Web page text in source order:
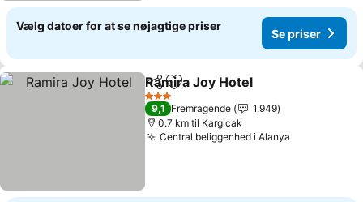
Vælg datoer for at se nøjagtige priser
Se priser
Del Føj til favoritter
Ramira Joy Hotel
3 Stjerner
9,1 Fremragende
1.949
0.7 km til Kargicak
Central beliggenhed i Alanya